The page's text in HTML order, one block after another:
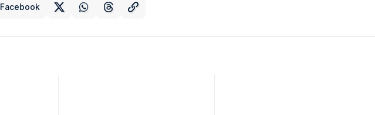
Facebook